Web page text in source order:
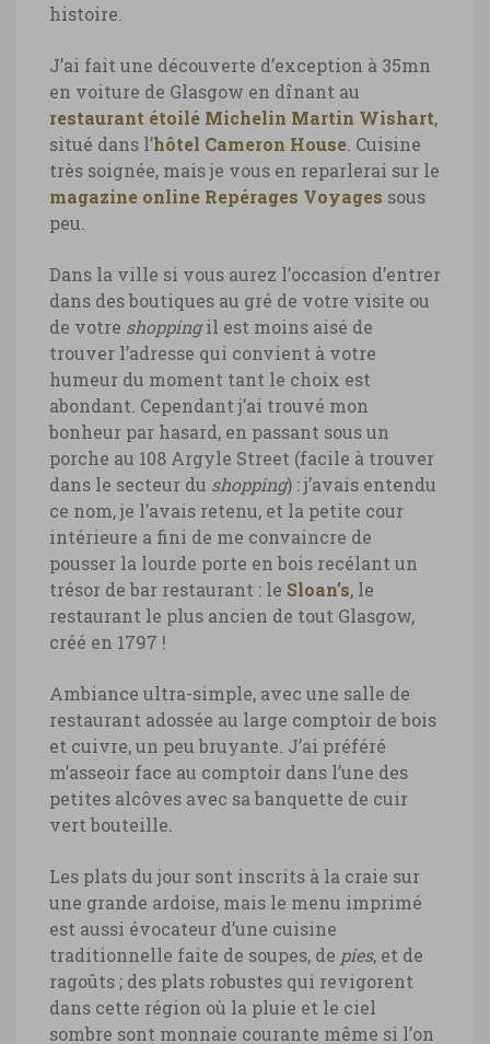
histoire.
J’ai fait une découverte d’exception à 35mn
en voiture de Glasgow en dînant au
restaurant étoilé Michelin Martin Wishart,
situé dans l’hôtel Cameron House . Cuisine
très soignée, mais je vous en reparlerai sur le
magazine online Repérages Voyages sous
peu.
Dans la ville si vous aurez l’occasion d’entrer
dans des boutiques au gré de votre visite ou
de votre shoppingil est moins aisé de
trouver l’adresse qui convient à votre
humeur du moment tant le choix est
abondant. Cependant j’ai trouvé mon
bonheur par hasard, en passant sous un
porche au 108 Argyle Street (facile à trouver
dans le secteur du shopping) : j’avais entendu
ce nom, je l’avais retenu, et la petite cour
intérieure a fini de me convaincre de
pousser la lourde porte en bois recélant un
trésor de bar restaurant : le Sloan’s, le
restaurant le plus ancien de tout Glasgow,
créé en 1797 !
Ambiance ultra-simple, avec une salle de
restaurant adossée au large comptoir de bois
et cuivre, un peu bruyante. J’ai préféré
m’asseoir face au comptoir dans l’une des
petites alcôves avec sa banquette de cuir
vert bouteille.
Les plats du jour sont inscrits à la craie sur
une grande ardoise, mais le menu imprimé
est aussi évocateur d’une cuisine
traditionnelle faite de soupes, de pies, et de
ragoûts ; des plats robustes qui revigorent
dans cette région où la pluie et le ciel
sombre sont monnaie courante même si l’on